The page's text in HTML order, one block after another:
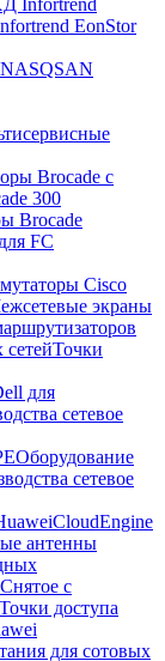
EonStor
QSAN
Brocade с
300
Brocade
FC
Cisco
экраны
Точки
для
сетевое
Оборудование
сетевое
антенны
Снятое с
Точки доступа
для сотовых